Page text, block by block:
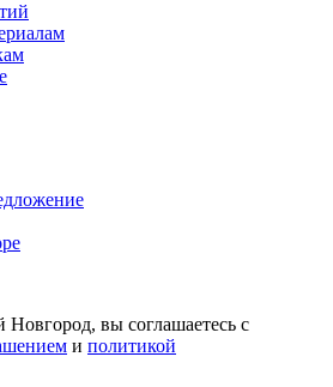
вы соглашаетесь с
и политикой